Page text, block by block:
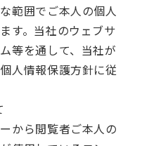
範囲でご本人の個人
す。当社のウェブサ
等を通して、当社が
人情報保護方針に従
から閲覧者ご本人の